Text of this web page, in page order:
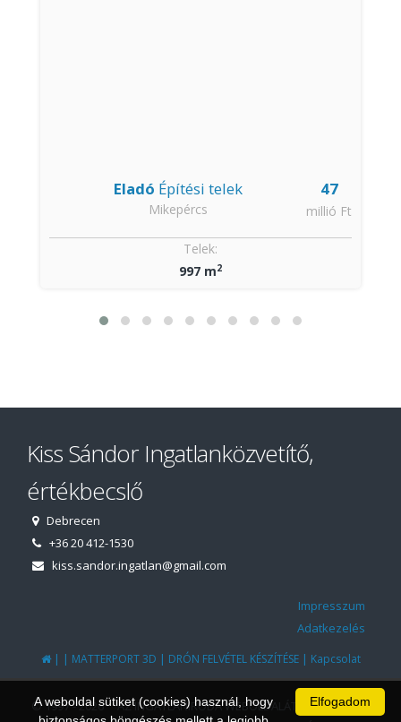
47
millió Ft
Eladó Építési telek
Mikepércs
Telek:
997 m2
Kiss Sándor Ingatlanközvetítő,
értékbecslő
Debrecen
+36 20 412-1530
kiss.sandor.ingatlan@gmail.com
Impresszum
Adatkezelés
| | MATTERPORT 3D | DRÓN FELVÉTEL KÉSZÍTÉSE| Kapcsolat
© 1997 - 2026 AZ INGATLANIRODA WEBOLDALÁT ÉS ÜGYVITELI
Elfogadom
A weboldal sütiket (cookies) használ, hogy